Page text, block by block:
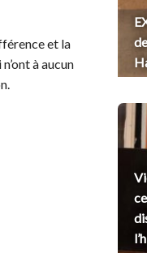
et la
à aucun